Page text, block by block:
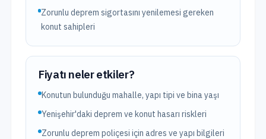
Zorunlu deprem sigortasını yenilemesi gereken
konut sahipleri
Fiyatı neler etkiler?
Konutun bulunduğu mahalle, yapı tipi ve bina yaşı
Yenişehir'daki deprem ve konut hasarı riskleri
Zorunlu deprem poliçesi için adres ve yapı bilgileri